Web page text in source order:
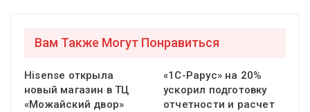
Вам Также Могут Понравиться
Hisense открыла
новый магазин в ТЦ
«Можайский двор»
«1С-Рарус» на 20%
ускорил подготовку
отчетности и расчет